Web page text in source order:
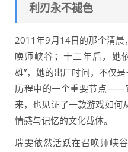
利刃永不褪色
2011年9月14日的那个清晨
唤师峡谷；十二年后，她
雄”，她的出厂时间，不仅
历程中的一个重要节点——
来，也见证了一款游戏如何
情感与记忆的文化载体。
瑞雯依然活跃在召唤师峡